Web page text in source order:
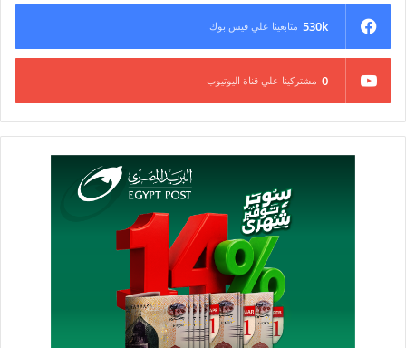
الاعتيادية التي يتم تنفيذها في تطوير المجازر تتضمن رفع كفاءة
المبانى الموجودة ، والأسوار والأرضيات والحوائط ، وأعمال الكهرباء
و السباكة و النجارة والالوميتال ، وأعمال الحماية المدنية (منظومة
الامن و الإطفاء ) .
وقال اللواء هشام آمنة أن التقرير أشار إلى الموقف التنفيذي
لمشروع مجزرى دمياط اللوجيستى والحكومى بتكلفة إجمالية حوالى
485 مليون جنيه، موضحاً ان المشروع يقع بمدخل محافظة دمياط
(مدينة شطا ) على الطريق الساحلى الدولى بورسعيد دمياط وفى
الجزيرة الوسطى بين شريانى الحركة ذهابا وإيابا بالقرب من مينائي (
بورسعيد ودمياط ) مما يجعل منه موقع متميز للاستثمار فى هذا
المجال بالإضافة إلى وقوعه خارج الكتلة السكنية، ومكونات المشروع
تتضمن مجزر حكومى ، مجزر استثمارى ، ومحجر بيطرى ، محطة
530k متابعينا علي فيس بوك
0 مشتركينا علي قناة اليوتيوب